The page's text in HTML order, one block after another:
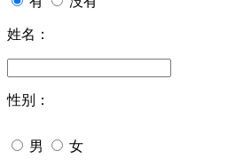
姓名：
性别：
男 女